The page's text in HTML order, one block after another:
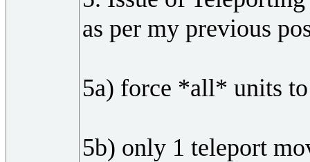
as per my previous
5a) force *all* units
5b) only 1 teleport